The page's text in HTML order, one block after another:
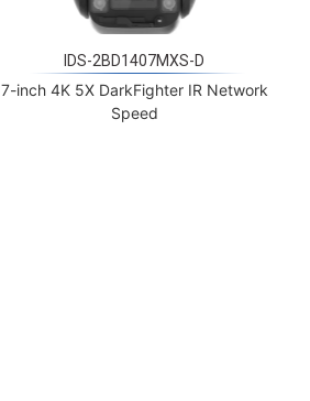
IDS-2BD1407MXS-D
7-inch 4K 5X DarkFighter IR Network
Speed